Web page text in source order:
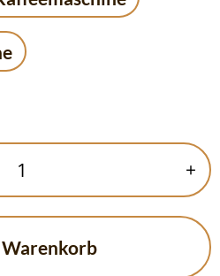
+
Warenkorb